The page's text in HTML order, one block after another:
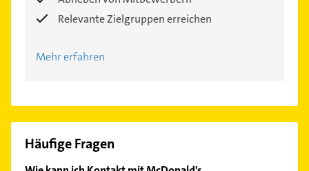
Relevante Zielgruppen erreichen
Mehr erfahren
Häufige Fragen